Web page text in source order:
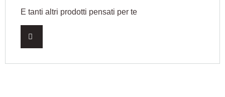
E tanti altri prodotti pensati per te